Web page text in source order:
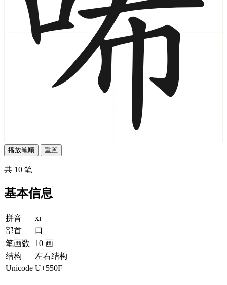
播放笔顺 重置
共 10 笔
基本信息
拼音
xī
部首
口
笔画数
10 画
结构
左右结构
Unicode U+550F